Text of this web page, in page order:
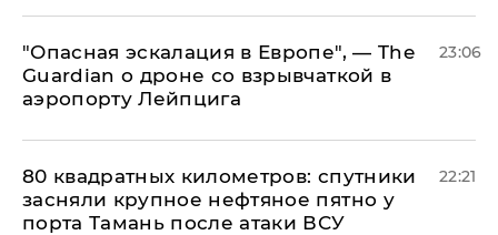
"Опасная эскалация в Европе", — The
Guardian о дроне со взрывчаткой в
аэропорту Лейпцига
23:06
80 квадратных километров: спутники
засняли крупное нефтяное пятно у
порта Тамань после атаки ВСУ
22:21